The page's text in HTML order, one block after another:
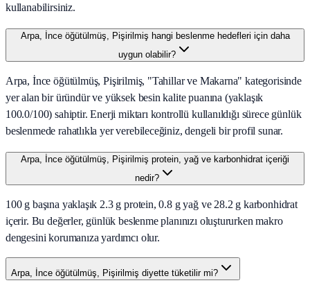
kullanabilirsiniz.
Arpa, İnce öğütülmüş, Pişirilmiş hangi beslenme hedefleri için daha
uygun olabilir?
Arpa, İnce öğütülmüş, Pişirilmiş, "Tahillar ve Makarna" kategorisinde
yer alan bir üründür ve yüksek besin kalite puanına (yaklaşık
100.0/100) sahiptir. Enerji miktarı kontrollü kullanıldığı sürece günlük
beslenmede rahatlıkla yer verebileceğiniz, dengeli bir profil sunar.
Arpa, İnce öğütülmüş, Pişirilmiş protein, yağ ve karbonhidrat içeriği
nedir?
100 g başına yaklaşık 2.3 g protein, 0.8 g yağ ve 28.2 g karbonhidrat
içerir. Bu değerler, günlük beslenme planınızı oluştururken makro
dengesini korumanıza yardımcı olur.
Arpa, İnce öğütülmüş, Pişirilmiş diyette tüketilir mi?